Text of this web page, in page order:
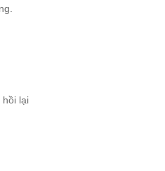
hồi lại